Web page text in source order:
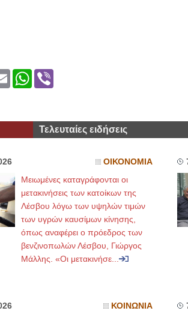
EmailWhatsApp
Τελευταίες ειδήσεις
ΟΙΚΟΝΟΜΙΑ
Μειωμένες καταγράφονται οι
μετακινήσεις των κατοίκων της
Λέσβου λόγω των υψηλών τιμών
των υγρών καυσίμων κίνησης,
όπως αναφέρει ο πρόεδρος των
βενζινοπωλών Λέσβου, Γιώργος
Μάλλης. «Οι μετακινήσε...
ΚΟΙΝΩΝΙΑ